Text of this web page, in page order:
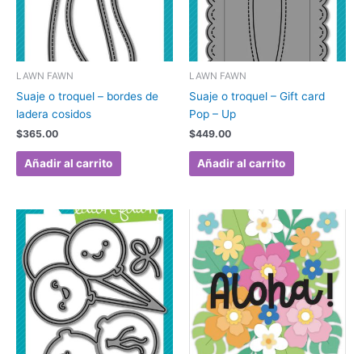
LAWN FAWN
Suaje o troquel – bordes de
ladera cosidos
$365.00
Añadir al carrito
LAWN FAWN
Suaje o troquel – Gift card
Pop – Up
$449.00
Añadir al carrito